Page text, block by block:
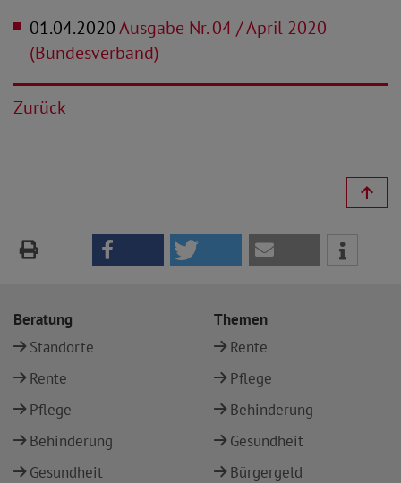
01.04.2020Ausgabe Nr. 04 / April 2020
(Bundesverband)
Zurück
Beratung
Standorte
Rente
Pflege
Behinderung
Gesundheit
Themen
Rente
Pflege
Behinderung
Gesundheit
Bürgergeld